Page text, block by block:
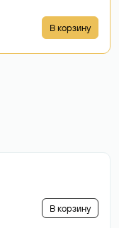
В корзину
В корзину